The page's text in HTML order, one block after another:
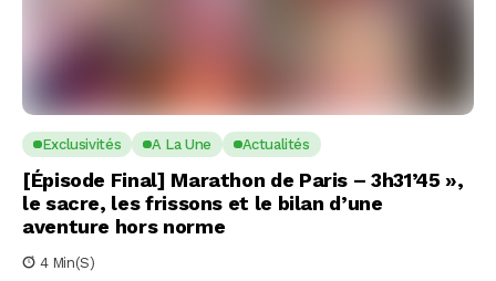
Exclusivités A La Une Actualités
[Épisode Final] Marathon de Paris – 3h31’45 »,
le sacre, les frissons et le bilan d’une
aventure hors norme
4 Min(s)